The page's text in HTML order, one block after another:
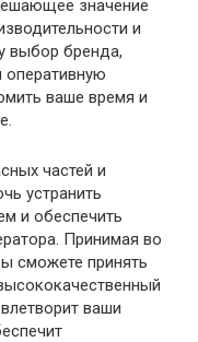
значение
и
выбор бренда,
ваше время и
частей и
устранить
и обеспечить
Принимая во
сможете принять
ваши